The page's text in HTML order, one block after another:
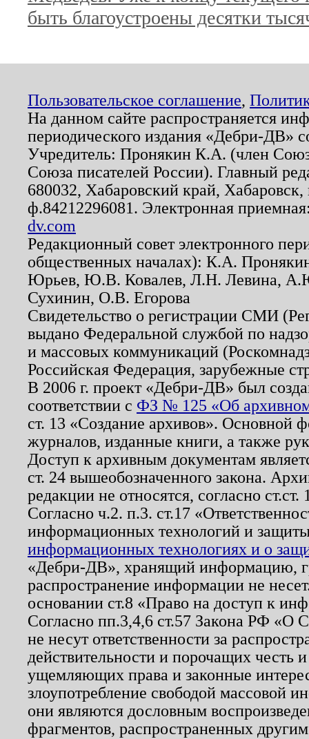
быть благоустроены десятки
Пользовательское соглашение,
На данном сайте распространяется
периодического издания «Дебри-ДВ»
Учредитель: Пронякин К.А. (член
Союза писателей России). Главный
680032, Хабаровский край,
ф.84212296081. Электронная
dv.com
Редакционный совет электронного
общественных началах): К.А.
Юрьев, Ю.В. Ковалев, Л.Н. Левина,
Сухинин, О.В. Егорова
Свидетельство о регистрации СМИ
выдано Федеральной службой по
и массовых коммуникаций
Российская Федерация, зарубежные
В 2006 г. проект «Дебри-ДВ» был
соответствии с ФЗ № 125 «Об
ст. 13 «Создание архивов». Основной
журналов, изданные книги, а также
Доступ к архивным документам
ст. 24 вышеобозначенного закона.
редакции не относятся, согласно
Согласно ч.2. п.3. ст.17
информационных технологий и
информационных технологиях и о
«Дебри-ДВ», хранящий информацию,
распространение информации не
основании ст.8 «Право на доступ к
Согласно пп.3,4,6 ст.57 Закона РФ «О
не несут ответственности за
действительности и порочащих честь
ущемляющих права и законные
злоупотребление свободой массовой
они являются дословным
фрагментов, распространенных